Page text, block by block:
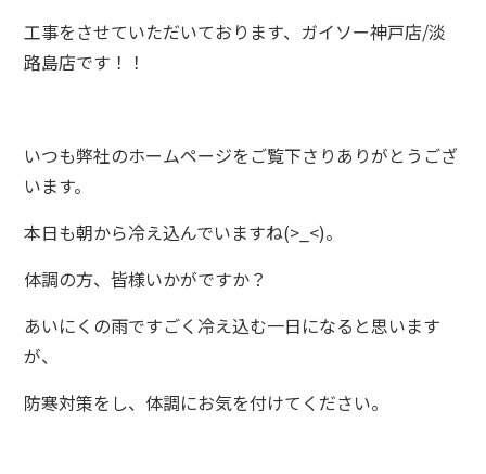
工事をさせていただいております、ガイソー神戸店/淡
路島店です！！
いつも弊社のホームページをご覧下さりありがとうござ
います。
本日も朝から冷え込んでいますね(>_<)。
体調の方、皆様いかがですか？
あいにくの雨ですごく冷え込む一日になると思います
が、
防寒対策をし、体調にお気を付けてください。